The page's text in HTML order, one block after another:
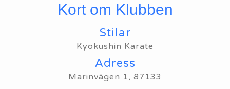
Kort om Klubben
Stilar
Kyokushin Karate
Adress
Marinvägen 1, 87133